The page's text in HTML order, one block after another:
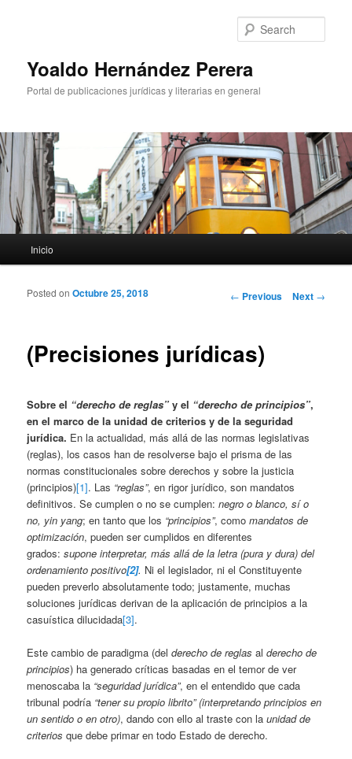
Yoaldo Hernández Perera
Portal de publicaciones jurídicas y literarias en general
Skip to primary content
Skip to secondary content
Inicio
Post navigation
← Previous Next →
(Precisiones jurídicas)
Posted onOctubre 25, 2018
Sobre el “derecho de reglas” y el “derecho de principios”,
en el marco de la unidad de criterios y de la seguridad
jurídica. En la actualidad, más allá de las normas legislativas
(reglas), los casos han de resolverse bajo el prisma de las
normas constitucionales sobre derechos y sobre la justicia
(principios)[1]. Las “reglas”, en rigor jurídico, son mandatos
definitivos. Se cumplen o no se cumplen:negro o blanco, sí o
no, yin yang; en tanto que los “principios”, comomandatos de
optimización, pueden ser cumplidos en diferentes
grados:supone interpretar, más allá de la letra (pura y dura) del
ordenamiento positivo[2]. Ni el legislador, ni el Constituyente
pueden preverlo absolutamente todo; justamente, muchas
soluciones jurídicas derivan de la aplicación de principios a la
casuística dilucidada[3].
Este cambio de paradigma (delderecho de reglas alderecho de
principios) ha generado críticas basadas en el temor de ver
menoscaba la “seguridad jurídica”, en el entendido que cada
tribunal podría “tener su propio librito” (interpretando principios en
un sentido o en otro), dando con ello al traste con launidad de
criterios que debe primar en todo Estado de derecho.